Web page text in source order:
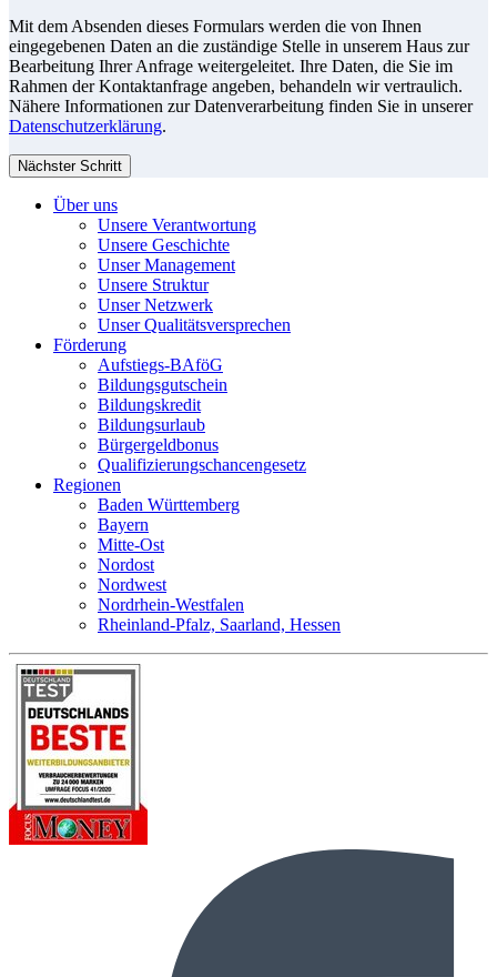
Mit dem Absenden dieses Formulars werden die von Ihnen
eingegebenen Daten an die zuständige Stelle in unserem Haus zur
Bearbeitung Ihrer Anfrage weitergeleitet. Ihre Daten, die Sie im
Rahmen der Kontaktanfrage angeben, behandeln wir vertraulich.
Nähere Informationen zur Datenverarbeitung finden Sie in unserer
Datenschutzerklärung.
Nächster Schritt
Über uns
Unsere Verantwortung
Unsere Geschichte
Unser Management
Unsere Struktur
Unser Netzwerk
Unser Qualitätsversprechen
Förderung
Aufstiegs-BAföG
Bildungsgutschein
Bildungskredit
Bildungsurlaub
Bürgergeldbonus
Qualifizierungschancengesetz
Regionen
Baden Württemberg
Bayern
Mitte-Ost
Nordost
Nordwest
Nordrhein-Westfalen
Rheinland-Pfalz, Saarland, Hessen